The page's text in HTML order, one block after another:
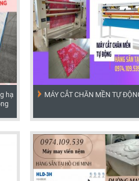
hạ
MÁY CẮT CHĂN MỀN TỰ